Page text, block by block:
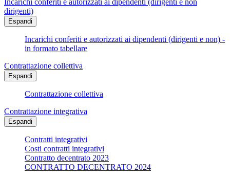
dirigenti)
Espandi
Incarichi conferiti e autorizzati ai dipendenti (dirigenti e non) -
in formato tabellare
Contrattazione collettiva
Espandi
Contrattazione collettiva
Contrattazione integrativa
Espandi
Contratti integrativi
Costi contratti integrativi
Contratto decentrato 2023
CONTRATTO DECENTRATO 2024